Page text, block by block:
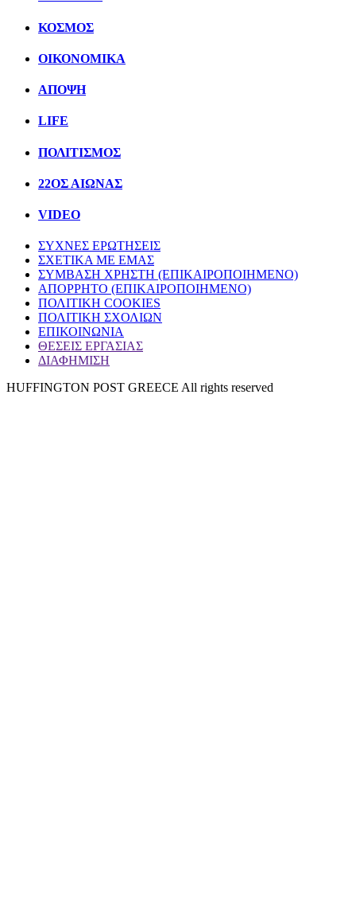
ΚΟΣΜΟΣ
ΟΙΚΟΝΟΜΙΚΑ
ΑΠΟΨΗ
LIFE
ΠΟΛΙΤIΣΜΟΣ
22ΟΣ ΑΙΩΝΑΣ
VIDEO
ΣΥΧΝΕΣ ΕΡΩΤΗΣΕΙΣ
ΣΧΕΤΙΚΑ ΜΕ ΕΜΑΣ
ΣΥΜΒΑΣΗ ΧΡΗΣΤΗ (ΕΠΙΚΑΙΡΟΠΟΙΗΜΕΝΟ)
ΑΠΟΡΡΗΤΟ (ΕΠΙΚΑΙΡΟΠΟΙΗΜΕΝΟ)
ΠΟΛΙΤΙΚΗ COOKIES
ΠΟΛΙΤΙΚΗ ΣΧΟΛΙΩΝ
ΕΠΙΚΟΙΝΩΝΙΑ
ΘΕΣΕΙΣ ΕΡΓΑΣΙΑΣ
ΔΙΑΦΗΜΙΣΗ
HUFFINGTON POST GREECE All rights reserved